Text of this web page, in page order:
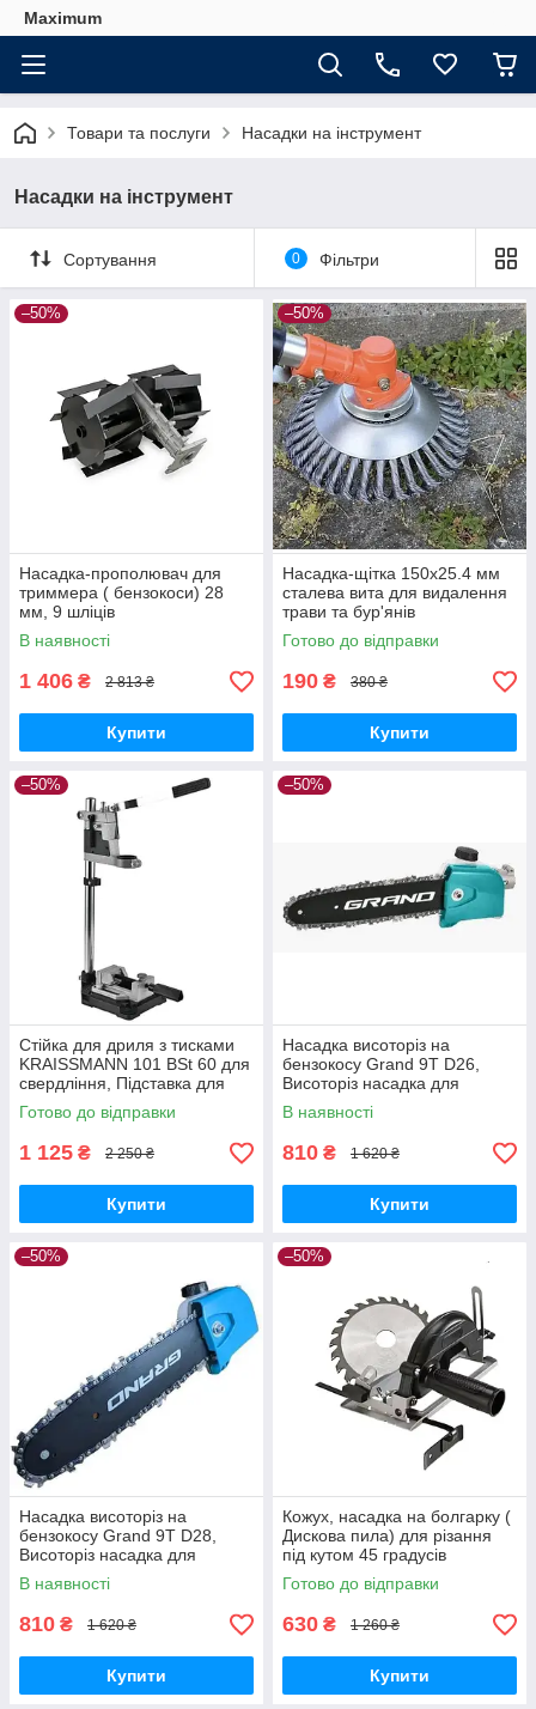
Maximum
Товари та послуги Насадки на інструмент
Насадки на інструмент
Сортування 0 Фільтри
–50%
Насадка-прополювач для
триммера ( бензокоси) 28
мм, 9 шліців
В наявності
1 406 ₴ 2 813 ₴
Купити
–50%
Насадка-щітка 150х25.4 мм
сталева вита для видалення
трави та бур'янів
Готово до відправки
190 ₴ 380 ₴
Купити
–50%
Стійка для дриля з тисками
KRAISSMANN 101 BSt 60 для
свердління, Підставка для
дриля
Готово до відправки
1 125 ₴ 2 250 ₴
Купити
–50%
Насадка висоторіз на
бензокосу Grand 9Т D26,
Висоторіз насадка для
тримера
В наявності
810 ₴ 1 620 ₴
Купити
–50%
Насадка висоторіз на
бензокосу Grand 9Т D28,
Висоторіз насадка для
тримера
В наявності
810 ₴ 1 620 ₴
Купити
–50%
Кожух, насадка на болгарку (
Дискова пила) для різання
під кутом 45 градусів
KRAISSMANN WSSD'125
Готово до відправки
630 ₴ 1 260 ₴
Купити